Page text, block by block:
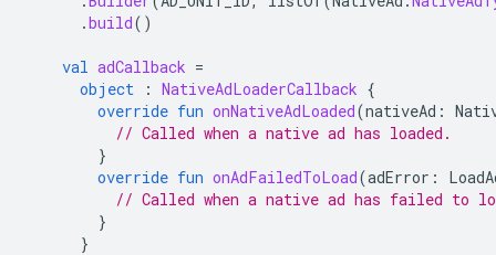
.build()
val adCallback =
object
: NativeAdLoaderCallback {
override fun onNativeAdLoaded(nativeAd :
// Called when a native ad has loaded.
}
override fun onAdFailedToLoad(adError :
// Called when a native ad has failed to
}
}